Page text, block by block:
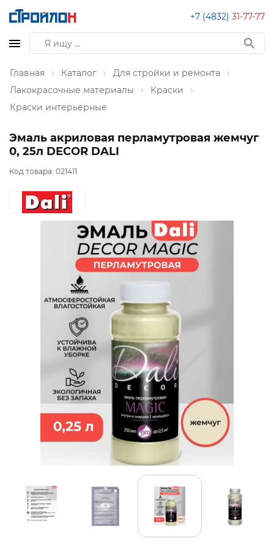
+7 (4832) 31-77-77
Главная Каталог
Для стройки и ремонта
Лакокрасочные материалы
Краски
Краски интерьерные
Эмаль акриловая перламутровая жемчуг
0, 25л DECOR DALI
Код товара: 021411